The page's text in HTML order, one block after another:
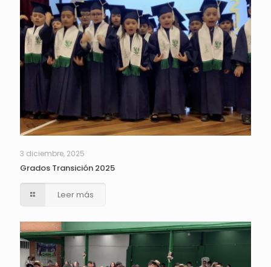
3 diciembre, 2025
Grados Transición 2025
Leer más